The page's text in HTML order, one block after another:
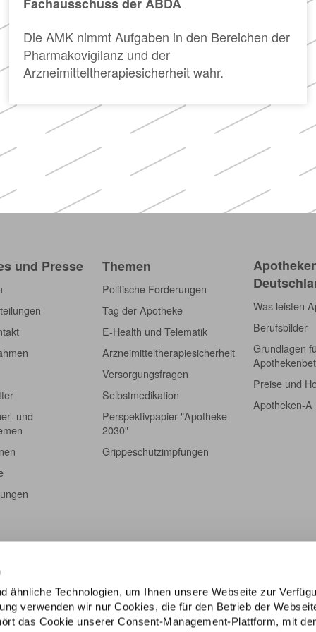
ähnliche Technologien, um Ihnen unsere Webseite zur
verwenden wir nur Cookies, die für den Betrieb der
das Cookie unserer Consent-Management-Plattform, mit
Die AMK nimmt Aufgaben in den Bereichen der
Pharmakovigilanz und der
Arzneimitteltherapiesicherheit wahr.
und Presse
und
Themen
Politische Forderungen
Tag der Apotheke
E-Health und Telematik
Arzneimitteltherapiesicherheit
Versorgungsfragen
Selbstmedikation
Perspektivpapier "Apotheke
2030"
Grippeschutzimpfungen
Was leisten
Berufsbilder
Grundlagen
Preise und
Apotheken-A